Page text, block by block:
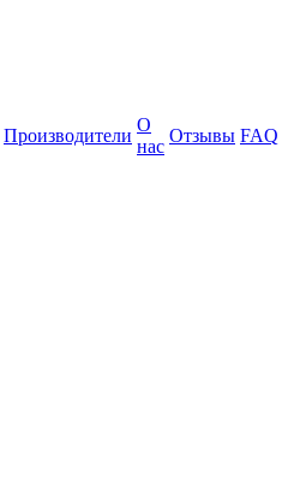
Производители
О
нас
Отзывы FAQ